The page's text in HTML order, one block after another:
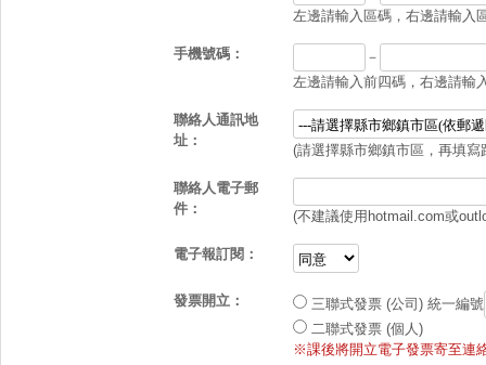
左邊請輸入區碼，右邊請輸入
手機號碼：
－
左邊請輸入前四碼，右邊請輸
聯絡人通訊地
址：
(請選擇縣市鄉鎮市區，再填
聯絡人電子郵
件：
(不建議使用hotmail.com或
電子報訂閱：
發票開立： 三聯式發票 (公司) 統一編號
二聯式發票 (個人)
※課後將開立電子發票寄至連